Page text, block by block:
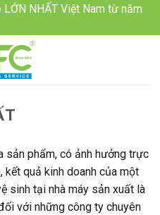
NHẤT Việt Nam từ năm
sản phẩm, có ảnh hưởng trực
quả kinh doanh của một
sinh tại nhà máy sản xuất là
với những công ty chuyên